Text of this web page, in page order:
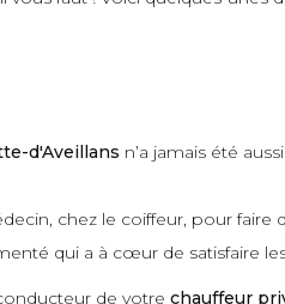
d'Aveillans n’a jamais été
chez le coiffeur, pour
qui a à cœur de satisfaire
de votre chauffeur